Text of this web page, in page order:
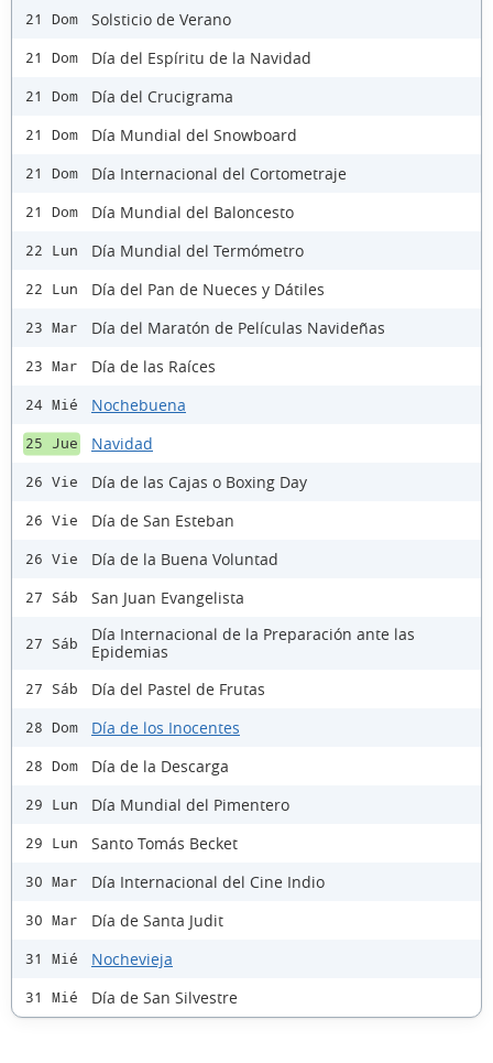
21 Dom Solsticio de Verano
21 Dom Día del Espíritu de la Navidad
21 Dom Día del Crucigrama
21 Dom Día Mundial del Snowboard
21 Dom Día Internacional del Cortometraje
21 Dom Día Mundial del Baloncesto
22 Lun Día Mundial del Termómetro
22 Lun Día del Pan de Nueces y Dátiles
23 Mar Día del Maratón de Películas Navideñas
23 Mar Día de las Raíces
24 Mié Nochebuena
25 Jue Navidad
26 Vie Día de las Cajas o Boxing Day
26 Vie Día de San Esteban
26 Vie Día de la Buena Voluntad
27 Sáb San Juan Evangelista
27 Sáb
Día Internacional de la Preparación ante las
Epidemias
27 Sáb Día del Pastel de Frutas
28 Dom Día de los Inocentes
28 Dom Día de la Descarga
29 Lun Día Mundial del Pimentero
29 Lun Santo Tomás Becket
30 Mar Día Internacional del Cine Indio
30 Mar Día de Santa Judit
31 Mié Nochevieja
31 Mié Día de San Silvestre